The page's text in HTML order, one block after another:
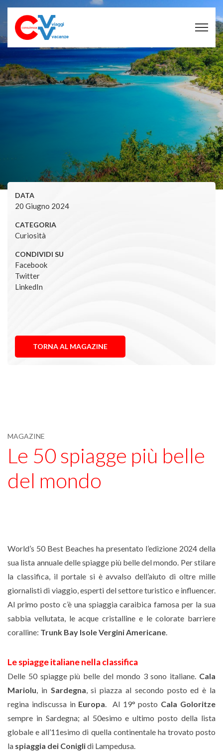
DATA
20 Giugno 2024
CATEGORIA
Curiosità
CONDIVIDI SU
Facebook
Twitter
LinkedIn
TORNA AL MAGAZINE
MAGAZINE
Le 50 spiagge più belle
del mondo
World’s 50 Best Beaches ha presentato l’edizione 2024 della
sua lista annuale delle spiagge più belle del mondo. Per stilare
la classifica, il portale si è avvalso dell’aiuto di oltre mille
giornalisti di viaggio, esperti del settore turistico e influencer.
Al primo posto c’è una spiaggia caraibica famosa per la sua
sabbia vellutata, le acque cristalline e le colorate barriere
coralline: Trunk Bay Isole Vergini Americane.
Le spiagge italiane nella classifica
Delle 50 spiagge più belle del mondo 3 sono italiane. Cala
Mariolu, in Sardegna, si piazza al secondo posto ed è la
regina indiscussa in Europa. Al 19° posto Cala Goloritze
sempre in Sardegna; al 50esimo e ultimo posto della lista
globale e all’11esimo di quella continentale ha trovato posto
la spiaggia dei Coniglidi Lampedusa.